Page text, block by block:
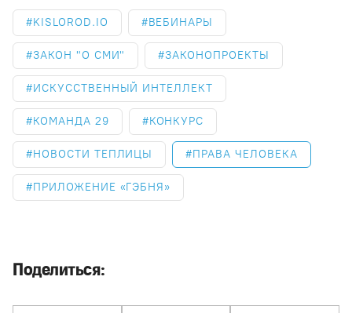
KISLOROD.IO ВЕБИНАРЫ
ЗАКОН "О СМИ" ЗАКОНОПРОЕКТЫ
ИСКУССТВЕННЫЙ ИНТЕЛЛЕКТ
КОМАНДА 29 КОНКУРС
НОВОСТИ ТЕПЛИЦЫ ПРАВА ЧЕЛОВЕКА
ПРИЛОЖЕНИЕ «ГЭБНЯ»
Поделиться: